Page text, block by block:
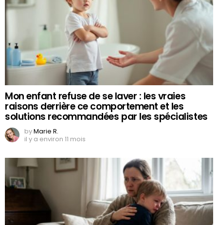
Mon enfant refuse de se laver : les vraies
raisons derrière ce comportement et les
solutions recommandées par les spécialistes
byMarie R.
il y a environ 11 mois